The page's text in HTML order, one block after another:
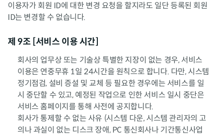
이용자가 회원 ID에 대한 변경 요청을 할지라도 일단 등록된 회원
ID는 변경할 수 없습니다.
제 9조 [서비스 이용 시간]
회사의 업무상 또는 기술상 특별한 지장이 없는 경우, 서비스
이용은 연중무휴 1일 24시간을 원칙으로 합니다. 다만, 시스템
정기점검, 설비 증설 및 교체 등 필요한 경우에는 서비스를 일
시 중단할 수 있고, 예정된 작업으로 인한 서비스 일시 중단은
서비스 홈페이지를 통해 사전에 공지합니다.
회사가 통제할 수 없는 사유 (시스템 다운, 시스템 관리자의 고
의나 과실이 없는 디스크 장애, PC 통신회사나 기간통신사업